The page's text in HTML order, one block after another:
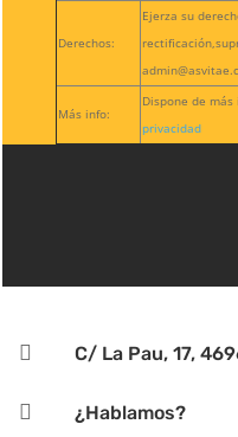
Derechos:
Ejerza su
Más info:
Dispone de
privacidad
 C/ La Pau, 17,

¿Hablamos?